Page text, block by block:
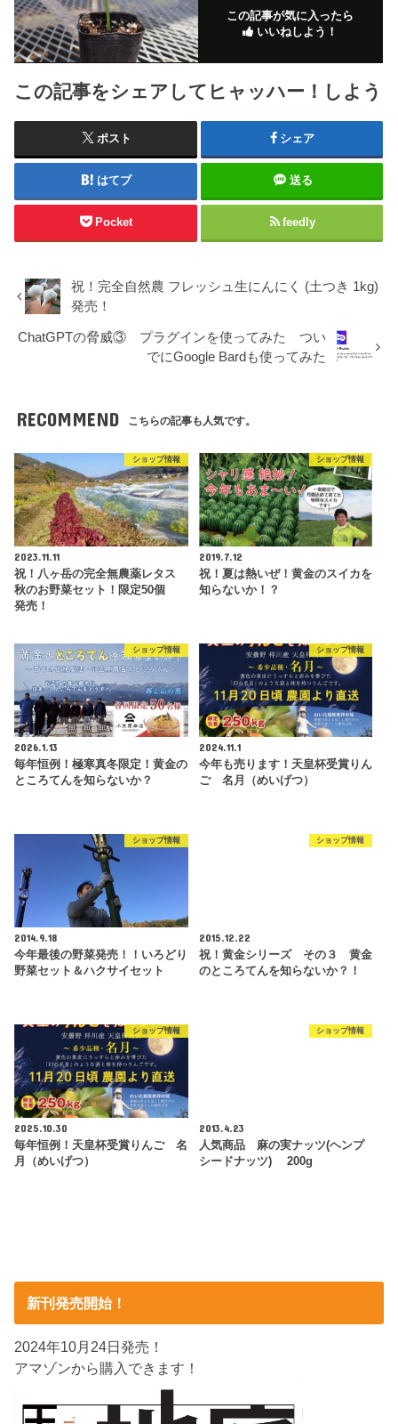
この記事が気に入ったら
いいねしよう！
この記事をシェアしてヒャッハー！しよう
ポスト シェア
はてブ 送る
Pocket feedly
祝！完全自然農 フレッシュ生にんにく (土つき 1kg)
発売！
ChatGPTの脅威③ プラグインを使ってみた つい
でにGoogle Bardも使ってみた
RECOMMEND こちらの記事も人気です。
ショップ情報
2023.11.11
祝！八ヶ岳の完全無農薬レタス
秋のお野菜セット！限定50個
発売！
ショップ情報
2019.7.12
祝！夏は熱いぜ！黄金のスイカを
知らないか！？
ショップ情報
2026.1.13
毎年恒例！極寒真冬限定！黄金の
ところてんを知らないか？
ショップ情報
2024.11.1
今年も売ります！天皇杯受賞りん
ご 名月（めいげつ）
ショップ情報
2014.9.18
今年最後の野菜発売！！いろどり
野菜セット＆ハクサイセット
ショップ情報
2015.12.22
祝！黄金シリーズ その３ 黄金
のところてんを知らないか？！
ショップ情報
2025.10.30
毎年恒例！天皇杯受賞りんご 名
月（めいげつ）
ショップ情報
2013.4.23
人気商品 麻の実ナッツ(ヘンプ
シードナッツ) 200g
新刊発売開始！
2024年10月24日発売！
アマゾンから購入できます！